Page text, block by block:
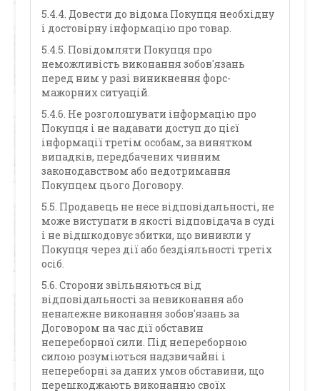
5.4.4. Довести до відома Покупця необхідну
і достовірну інформацію про товар.
5.4.5. Повідомляти Покупця про
неможливість виконання зобов'язань
перед ним у разі виникнення форс-
мажорних ситуацій.
5.4.6. Не розголошувати інформацію про
Покупця і не надавати доступ до цієї
інформації третім особам, за винятком
випадків, передбачених чинним
законодавством або недотримання
Покупцем цього Договору.
5.5. Продавець не несе відповідальності, не
може виступати в якості відповідача в суді
і не відшкодовує збитки, що виникли у
Покупця через дії або бездіяльності третіх
осіб.
5.6. Сторони звільняються від
відповідальності за невиконання або
неналежне виконання зобов'язань за
Договором на час дії обставин
непереборної сили. Під непереборною
силою розуміються надзвичайні і
непереборні за даних умов обставини, що
перешкоджають виконанню своїх